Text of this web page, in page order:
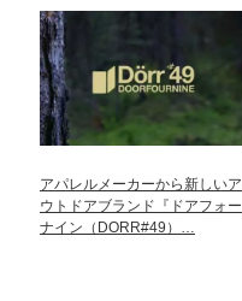
アパレルメーカーから新しいア
ウトドアブランド『ドアフォー
ナイン（DORR#49）…